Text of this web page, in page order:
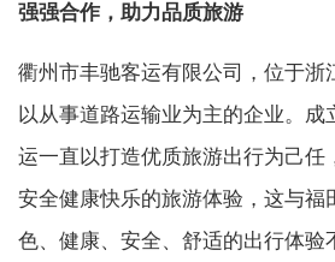
强强合作，助力品质旅游
衢州市丰驰客运有限公司，位于浙
以从事道路运输业为主的企业。成
运一直以打造优质旅游出行为己任
安全健康快乐的旅游体验，这与福
色、健康、安全、舒适的出行体验